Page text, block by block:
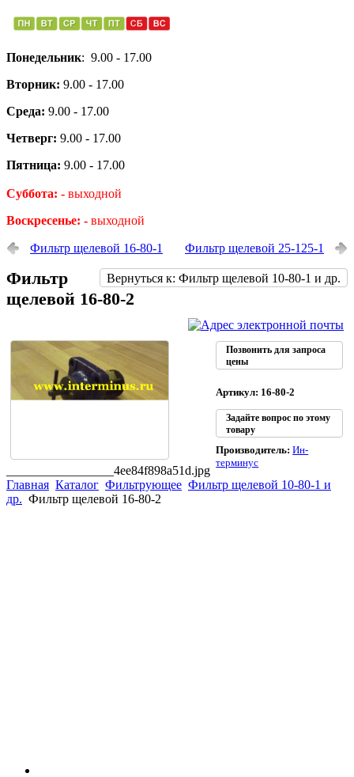
Понедельник: 9.00 - 17.00
Вторник: 9.00 - 17.00
Среда: 9.00 - 17.00
Четверг: 9.00 - 17.00
Пятница: 9.00 - 17.00
Суббота: - выходной
Воскресенье: - выходной
Фильтр щелевой 16-80-1 Фильтр щелевой 25-125-1
Вернуться к: Фильтр щелевой 10-80-1 и др.
Фильтр
щелевой 16-80-2
_________________4ee84f898a51d.jpg
Позвонить для запроса
цены
Артикул: 16-80-2
Задайте вопрос по этому
товару
Производитель:Ин-
терминус
Главная Каталог Фильтрующее Фильтр щелевой 10-80-1 и
др. Фильтр щелевой 16-80-2